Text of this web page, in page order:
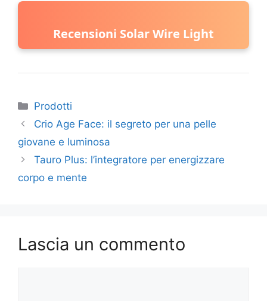
Recensioni Solar Wire Light
Categorie
Prodotti
Crio Age Face: il segreto per una pelle
giovane e luminosa
Tauro Plus: l’integratore per energizzare
corpo e mente
Lascia un commento